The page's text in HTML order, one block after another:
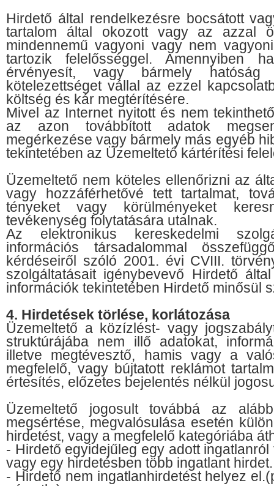
Hirdető által rendelkezésre bocsátott
tartalom által okozott vagy az azzal
mindennemű vagyoni vagy nem
tartozik felelősséggel. Amennyiben
érvényesít, vagy bármely
kötelezettséget vállal az ezzel
költség és kár megtérítésére.
Mivel az Internet nyitott és nem
az azon továbbított adatok
megérkezése vagy bármely más egyéb
tekintetében az Üzemeltető kártérítési
Üzemeltető nem köteles ellenőrizni az
vagy hozzáférhetővé tett tartalmat,
tényeket vagy körülményeket
tevékenység folytatására utalnak.
Az elektronikus kereskedelmi
információs társadalommal
kérdéseiről szóló 2001. évi CVIII.
szolgáltatásait igénybevevő Hirdető
információk tekintetében Hirdető minősül
4. Hirdetések törlése, korlátozása
Üzemeltető a közízlést- vagy
struktúrájába nem illő adatokat,
illetve megtévesztő, hamis vagy a
megfelelő, vagy bújtatott reklámot
értesítés, előzetes bejelentés nélkül
Üzemeltető jogosult továbbá az
megsértése, megvalósulása esetén
hirdetést, vagy a megfelelő kategóriába
- Hirdető egyidejűleg egy adott
vagy egy hirdetésben több ingatlant hirdet.
- Hirdető nem ingatlanhirdetést helyez